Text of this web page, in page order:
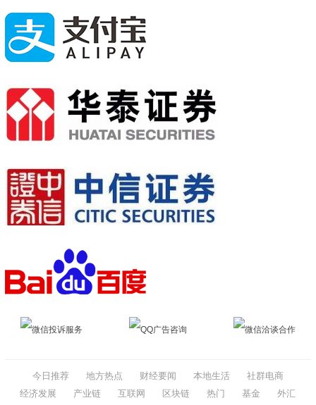
微信投诉服务 QQ广告咨询 微信洽谈合作
今日推荐 地方热点 财经要闻 本地生活
社群电商
经济发展
产业链 互联网 区块链 热门 基金 外汇